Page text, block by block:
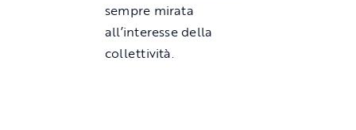
sempre mirata
all’interesse della
collettività.